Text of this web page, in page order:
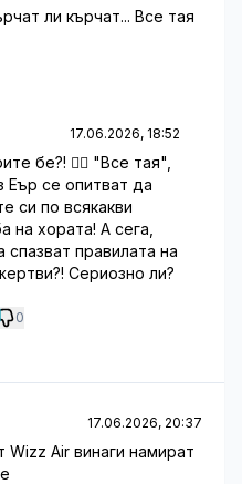
ли кърчат... Все тая
17.06.2026, 18:52
бе?! 🤦‍♂️ "Все тая",
Еър се опитват да
си по всякакви
на хората! А сега,
правилата на
Сериозно ли?
0
17.06.2026, 20:37
Wizz Air винаги намират